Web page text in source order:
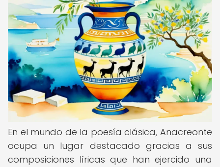
En el mundo de la poesía clásica, Anacreonte
ocupa un lugar destacado gracias a sus
composiciones líricas que han ejercido una